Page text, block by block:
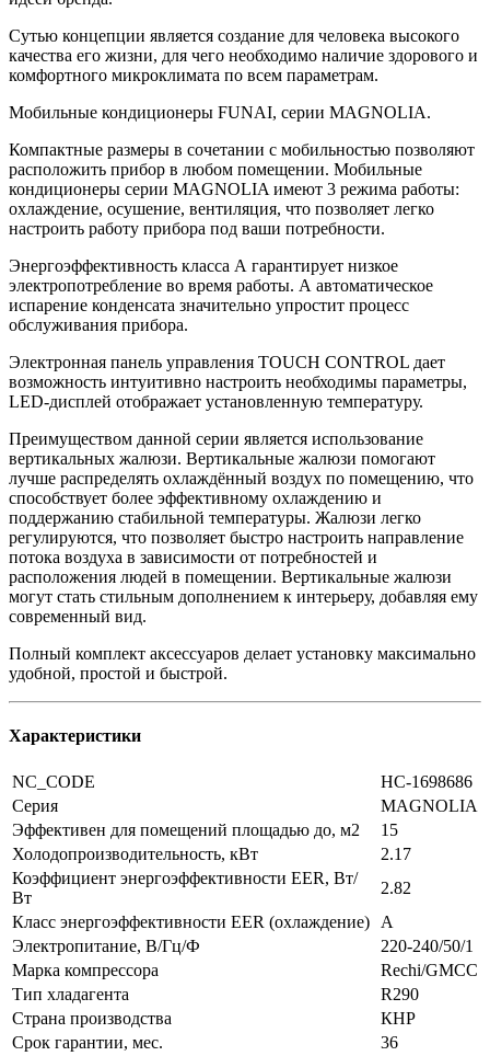
Сутью концепции является создание для человека высокого
качества его жизни, для чего необходимо наличие здорового и
комфортного микроклимата по всем параметрам.
Мобильные кондиционеры FUNAI, серии MAGNOLIA.
Компактные размеры в сочетании с мобильностью позволяют
расположить прибор в любом помещении. Мобильные
кондиционеры серии MAGNOLIA имеют 3 режима работы:
охлаждение, осушение, вентиляция, что позволяет легко
настроить работу прибора под ваши потребности.
Энергоэффективность класса А гарантирует низкое
электропотребление во время работы. А автоматическое
испарение конденсата значительно упростит процесс
обслуживания прибора.
Электронная панель управления TOUCH CONTROL дает
возможность интуитивно настроить необходимы параметры,
LED-дисплей отображает установленную температуру.
Преимуществом данной серии является использование
вертикальных жалюзи. Вертикальные жалюзи помогают
лучше распределять охлаждённый воздух по помещению, что
способствует более эффективному охлаждению и
поддержанию стабильной температуры. Жалюзи легко
регулируются, что позволяет быстро настроить направление
потока воздуха в зависимости от потребностей и
расположения людей в помещении. Вертикальные жалюзи
могут стать стильным дополнением к интерьеру, добавляя ему
современный вид.
Полный комплект аксессуаров делает установку максимально
удобной, простой и быстрой.
Характеристики
NC_CODE
НС-1698686
Серия
MAGNOLIA
Эффективен для помещений площадью до, м2
15
Холодопроизводительность, кВт
2.17
Коэффициент энергоэффективности EER, Вт/
Вт
2.82
Класс энергоэффективности EER (охлаждение)
A
Электропитание, В/Гц/Ф
220-240/50/1
Марка компрессора
Rechi/GMCC
Тип хладагента
R290
Страна производства
КНР
Срок гарантии, мес.
36